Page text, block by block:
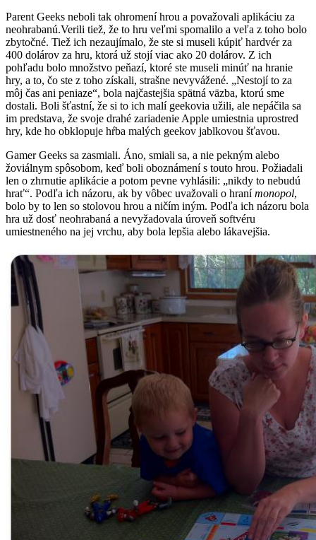
Parent Geeks neboli tak ohromení hrou a považovali aplikáciu za
neohrabanú.Verili tiež, že to hru veľmi spomalilo a veľa z toho bolo
zbytočné. Tiež ich nezaujímalo, že ste si museli kúpiť hardvér za
400 dolárov za hru, ktorá už stojí viac ako 20 dolárov. Z ich
pohľadu bolo množstvo peňazí, ktoré ste museli minúť na hranie
hry, a to, čo ste z toho získali, strašne nevyvážené. „Nestojí to za
môj čas ani peniaze“, bola najčastejšia spätná väzba, ktorú sme
dostali. Boli šťastní, že si to ich malí geekovia užili, ale nepáčila sa
im predstava, že svoje drahé zariadenie Apple umiestnia uprostred
hry, kde ho obklopuje hŕba malých geekov jablkovou šťavou.
Gamer Geeks sa zasmiali. Áno, smiali sa, a nie pekným alebo
žoviálnym spôsobom, keď boli oboznámení s touto hrou. Požiadali
len o zhrnutie aplikácie a potom pevne vyhlásili: „nikdy to nebudú
hrať“. Podľa ich názoru, ak by vôbec uvažovali o hranímonopol,
bolo by to len so stolovou hrou a ničím iným. Podľa ich názoru bola
hra už dosť neohrabaná a nevyžadovala úroveň softvéru
umiestneného na jej vrchu, aby bola lepšia alebo lákavejšia.